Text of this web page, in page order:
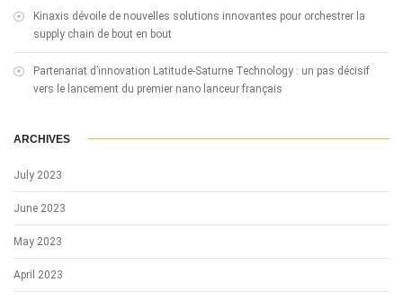
Kinaxis dévoile de nouvelles solutions innovantes pour orchestrer la
supply chain de bout en bout
Partenariat d’innovation Latitude-Saturne Technology : un pas décisif
vers le lancement du premier nano lanceur français
ARCHIVES
July 2023
June 2023
May 2023
April 2023